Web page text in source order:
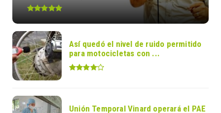
Así quedó el nivel de ruido permitido
para motocicletas con ...
Unión Temporal Vinard operará el PAE